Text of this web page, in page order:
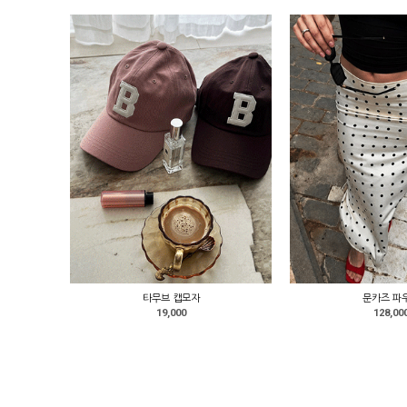
타무브 캡모자
19,000
문카즈 파